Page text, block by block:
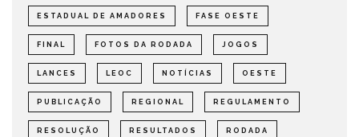
ESTADUAL DE AMADORES FASE OESTE
FINAL FOTOS DA RODADA JOGOS
LANCES LEOC NOTÍCIAS OESTE
PUBLICAÇÃO REGIONAL REGULAMENTO
RESOLUÇÃO RESULTADOS RODADA